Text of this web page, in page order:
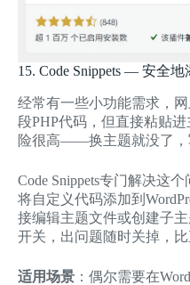
15. Code Snippets — 安全
经常有一些小功能需求，
段PHP代码，但直接粘贴进
险很高——换主题就没了，
Code Snippets专门解决这
将自定义代码添加到
接编辑主题文件或创建子
开关，出问题随时关掉，比
适用场景 ：偶尔需要在